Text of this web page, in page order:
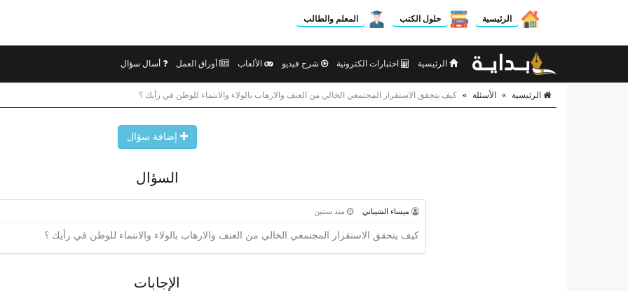
الرئيسية حلول الكتب المعلم والطالب
الرئيسية اختبارات الكترونية شرح فيديو الألعاب أوراق العمل أسال سؤال
الرئيسية » الأسئلة » كيف يتحقق الاستقرار المجتمعي الخالي من العنف والارهاب بالولاء والانتماء للوطن في رأيك ؟
إضافة سؤال
السؤال
ميساء الشيباني منذ سنتين
كيف يتحقق الاستقرار المجتمعي الخالي من العنف والارهاب بالولاء والانتماء للوطن في رأيك ؟
الإجابات